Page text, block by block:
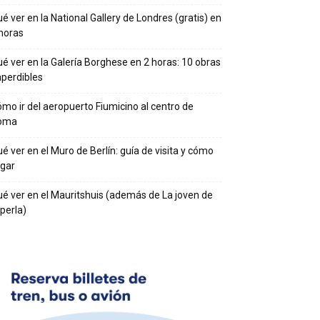
ver en la National Gallery de Londres (gratis) en
ver en la Galería Borghese en 2 horas: 10 obras
ir del aeropuerto Fiumicino al centro de
ver en el Muro de Berlín: guía de visita y cómo
ver en el Mauritshuis (además de La joven de